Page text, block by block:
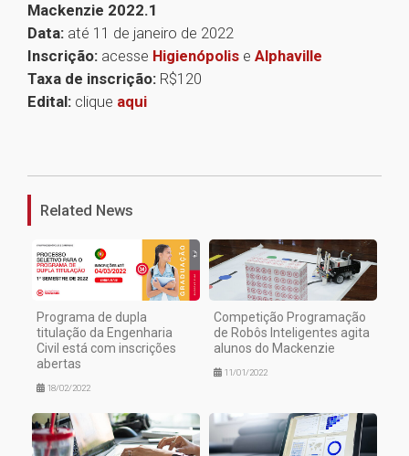
Mackenzie 2022.1
Data: até 11 de janeiro de 2022
Inscrição: acesse Higienópolis e Alphaville
Taxa de inscrição: R$120
Edital: clique aqui
Related News
Programa de dupla
titulação da Engenharia
Civil está com inscrições
abertas
18/02/2022
Competição Programação
de Robôs Inteligentes agita
alunos do Mackenzie
11/01/2022